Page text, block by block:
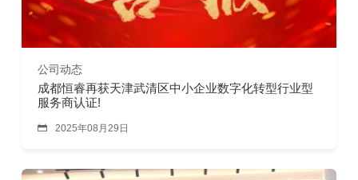
公司动态
成都恒睿再获天津武清区中小企业数字化转型行业型
服务商认证!
 2025年08月29日